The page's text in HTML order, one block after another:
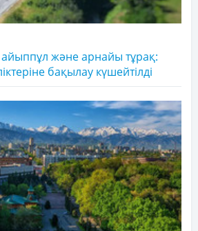
және арнайы тұрақ:
бақылау күшейтілді